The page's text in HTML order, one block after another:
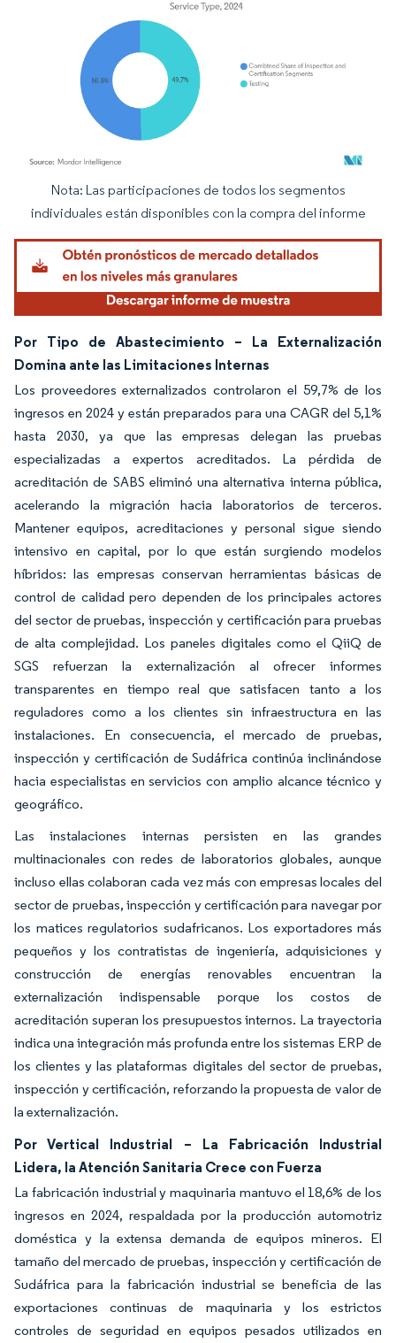
Imagen © Mordor Intelligence. El uso requiere atribución según CC BY 4.0.
Nota: Las participaciones de todos los segmentos
individuales están disponibles con la compra del informe
Por Tipo de Abastecimiento – La Externalización
Domina ante las Limitaciones Internas
Los proveedores externalizados controlaron el 59,7% de los
ingresos en 2024 y están preparados para una CAGR del 5,1%
hasta 2030, ya que las empresas delegan las pruebas
especializadas a expertos acreditados. La pérdida de
acreditación de SABS eliminó una alternativa interna pública,
acelerando la migración hacia laboratorios de terceros.
Mantener equipos, acreditaciones y personal sigue siendo
intensivo en capital, por lo que están surgiendo modelos
híbridos: las empresas conservan herramientas básicas de
control de calidad pero dependen de los principales actores
del sector de pruebas, inspección y certificación para pruebas
de alta complejidad. Los paneles digitales como el QiiQ de
SGS refuerzan la externalización al ofrecer informes
transparentes en tiempo real que satisfacen tanto a los
reguladores como a los clientes sin infraestructura en las
instalaciones. En consecuencia, el mercado de pruebas,
inspección y certificación de Sudáfrica continúa inclinándose
hacia especialistas en servicios con amplio alcance técnico y
geográfico.
Las instalaciones internas persisten en las grandes
multinacionales con redes de laboratorios globales, aunque
incluso ellas colaboran cada vez más con empresas locales del
sector de pruebas, inspección y certificación para navegar por
los matices regulatorios sudafricanos. Los exportadores más
pequeños y los contratistas de ingeniería, adquisiciones y
construcción de energías renovables encuentran la
externalización indispensable porque los costos de
acreditación superan los presupuestos internos. La trayectoria
indica una integración más profunda entre los sistemas ERP de
los clientes y las plataformas digitales del sector de pruebas,
inspección y certificación, reforzando la propuesta de valor de
la externalización.
Por Vertical Industrial – La Fabricación Industrial
Lidera, la Atención Sanitaria Crece con Fuerza
La fabricación industrial y maquinaria mantuvo el 18,6% de los
ingresos en 2024, respaldada por la producción automotriz
doméstica y la extensa demanda de equipos mineros. El
tamaño del mercado de pruebas, inspección y certificación de
Sudáfrica para la fabricación industrial se beneficia de las
exportaciones continuas de maquinaria y los estrictos
controles de seguridad en equipos pesados utilizados en